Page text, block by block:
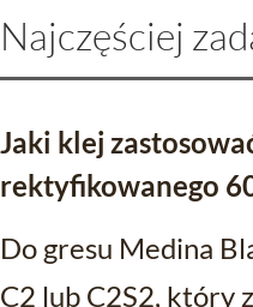
Najczęściej
Jaki klej
rektyfikowanego
Do gresu Medina
C2 lub C2S2, który